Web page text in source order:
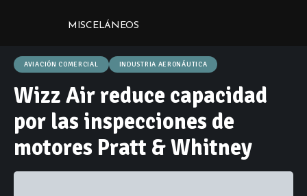
MISCELÁNEOS
AVIACIÓN COMERCIAL INDUSTRIA AERONÁUTICA
Wizz Air reduce capacidad
por las inspecciones de
motores Pratt & Whitney